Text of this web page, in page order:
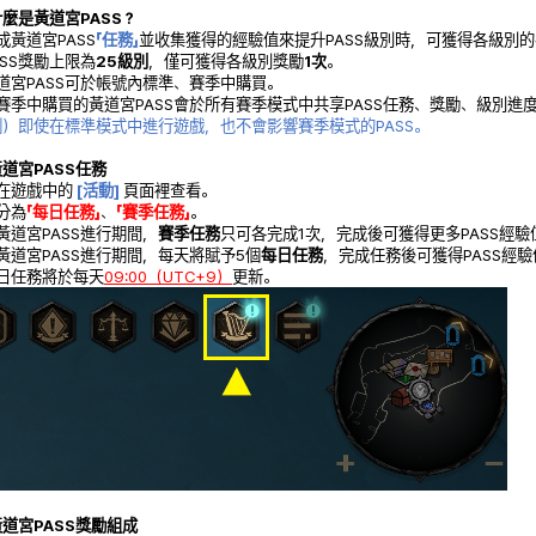
是黃道宮PASS？
黃道宮PASS「任務」並收集獲得的經驗值來提升PASS級別時，可獲得各級別的
獎勵上限為25級別 ，僅可獲得各級別獎勵1次。
宮PASS可於帳號內標準、賽季中購買。
季中購買的黃道宮PASS會於所有賽季模式中共享PASS任務、獎勵、級別進度
即使在標準模式中進行遊戲，也不會影響賽季模式的PASS。
宮PASS任務
遊戲中的 [活動] 頁面裡查看。
為「每日任務」、 「賽季任務」。
道宮PASS進行期間， 賽季任務只可各完成1次，完成後可獲得更多PASS經驗
道宮PASS進行期間，每天將賦予5個每日任務 ，完成任務後可獲得PASS經驗
任務將於每天09:00（UTC+9） 更新。
宮PASS獎勵組成